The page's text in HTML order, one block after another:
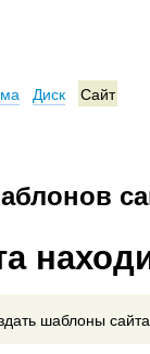
Диск Сайт
шаблоны